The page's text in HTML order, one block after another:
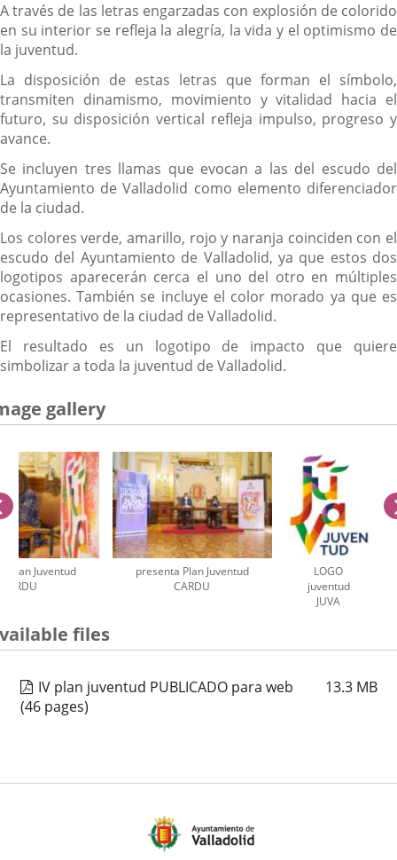
A través de las letras engarzadas con explosión de colorido
en su interior se refleja la alegría, la vida y el optimismo de
la juventud.
La disposición de estas letras que forman el símbolo,
transmiten dinamismo, movimiento y vitalidad hacia el
futuro, su disposición vertical refleja impulso, progreso y
avance.
Se incluyen tres llamas que evocan a las del escudo del
Ayuntamiento de Valladolid como elemento diferenciador
de la ciudad.
Los colores verde, amarillo, rojo y naranja coinciden con el
escudo del Ayuntamiento de Valladolid, ya que estos dos
logotipos aparecerán cerca el uno del otro en múltiples
ocasiones. También se incluye el color morado ya que es
representativo de la ciudad de Valladolid.
El resultado es un logotipo de impacto que quiere
simbolizar a toda la juventud de Valladolid.
gallery
Plan Juventud
CARDU
presenta Plan Juventud
CARDU
LOGO
juventud
JUVA
previus
files
IV plan juventud PUBLICADO para web 13.3 MB
(46 pages)